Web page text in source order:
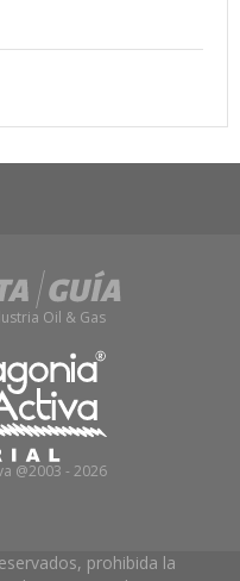
Oil & Gas
@2003 - 2026
prohibida la